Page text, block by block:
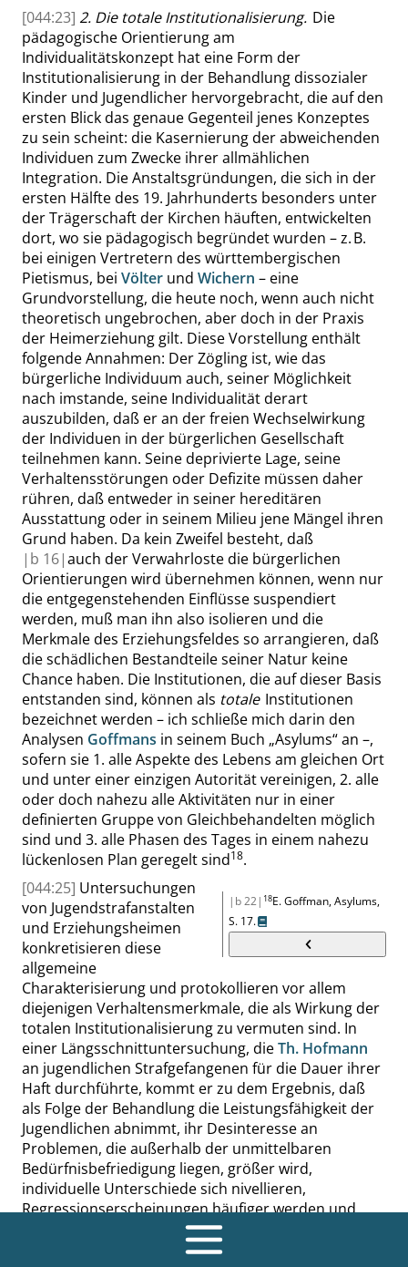
[044:23] 2. Die totale Institutionalisierung. Die
pädagogische Orientierung am
Individualitätskonzept hat eine Form der
Institutionalisierung in der Behandlung dissozialer
Kinder und Jugendlicher hervorgebracht, die auf den
ersten Blick das genaue Gegenteil jenes Konzeptes
zu sein scheint: die Kasernierung derabweichenden
Individuen zum Zwecke ihrer allmählichen
Integration. Die Anstaltsgründungen, die sich in der
ersten Hälfte des 19. Jahrhunderts besonders unter
der Trägerschaft der Kirchen häuften, entwickelten
dort, wo sie pädagogisch begründet wurden – z. B.
bei einigen Vertretern des württembergischen
Pietismus, bei Völter und Wichern – eine
Grundvorstellung, die heute noch, wenn auch nicht
theoretisch ungebrochen, aber doch in der Praxis
der Heimerziehung gilt. Diese Vorstellung enthält
folgende Annahmen: Der Zögling ist, wie das
bürgerliche Individuum auch, seiner Möglichkeit
nach imstande, seine Individualität derart
auszubilden, daß er an der freien Wechselwirkung
der Individuen in der bürgerlichen Gesellschaft
teilnehmen kann. Seine deprivierte Lage, seine
Verhaltensstörungen oder Defizite müssen daher
rühren, daß entweder in seiner hereditären
Ausstattung oder in seinem Milieu jene Mängel ihren
Grund haben. Da kein Zweifel besteht, daß
| b 16|auch der Verwahrloste die bürgerlichen
Orientierungen wird übernehmen können, wenn nur
die entgegenstehenden Einflüsse suspendiert
werden, muß man ihn also isolieren und die
Merkmale des Erziehungsfeldes so arrangieren, daß
die schädlichen Bestandteile seiner Natur keine
Chance haben. Die Institutionen, die auf dieser Basis
entstanden sind, können als totale Institutionen
bezeichnet werden – ich schließe mich darin den
Analysen Goffmans in seinem Buch „Asylums“an –,
sofern sie 1. alle Aspekte des Lebens am gleichen Ort
und unter einer einzigen Autorität vereinigen, 2. alle
oder doch nahezu alle Aktivitäten nur in einer
definierten Gruppe von Gleichbehandelten möglich
sind und 3. alle Phasen des Tages in einem nahezu
lückenlosen Plan geregelt sind18
|b 22| 18E. Goffman,Asylums,
S. 17.
.
[044:25] Untersuchungen
von Jugendstrafanstalten
und Erziehungsheimen
konkretisieren diese
allgemeine
Charakterisierung und protokollieren vor allem
diejenigen Verhaltensmerkmale, die als Wirkung der
totalen Institutionalisierung zu vermuten sind. In
einer Längsschnittuntersuchung, dieTh. Hofmann
an jugendlichen Strafgefangenen für die Dauer ihrer
Haft durchführte, kommt er zu dem Ergebnis, daß
als Folge der Behandlung die Leistungsfähigkeit der
Jugendlichen abnimmt, ihr Desinteresse an
Problemen, die außerhalb der unmittelbaren
Bedürfnisbefriedigung liegen, größer wird,
individuelle Unterschiede sich nivellieren,
Regressionserscheinungen häufiger werden und
Unselbständigkeit und Initiativelosigkeit zunehmen.
Untersuchungen aus dem Bereich der